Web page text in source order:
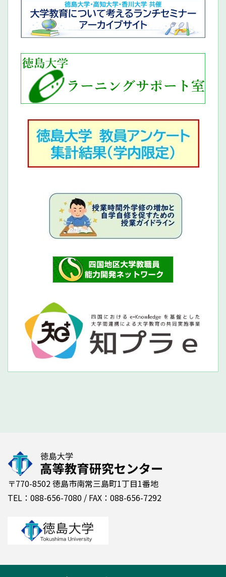
〒770-8502 徳島市南常三島町1丁目1番地
TEL：088-656-7080 / FAX：088-656-7292